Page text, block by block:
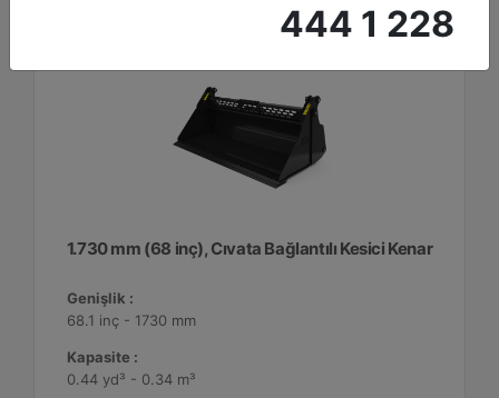
1.730 mm (68 inç), Cıvata Bağlantılı Kesici Kenar
Genişlik :
68.1 inç - 1730 mm
Kapasite :
0.44 yd³ - 0.34 m³
444 1 228